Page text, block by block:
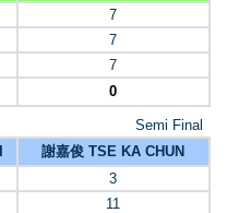
7
7
7
0
Semi Final
謝嘉俊 TSE KA CHUN
3
11